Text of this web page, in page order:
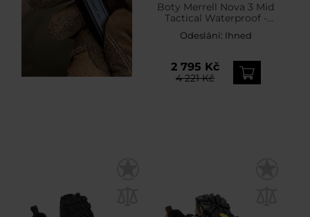
Boty Merrell Nova 3 Mid
Tactical Waterproof -
Dark Olive
Odeslání: Ihned
2 795 Kč
4 221 Kč